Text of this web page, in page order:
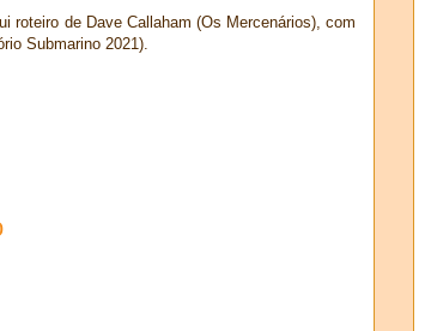
roteiro de Dave Callaham (Os Mercenários), com
Submarino 2021).